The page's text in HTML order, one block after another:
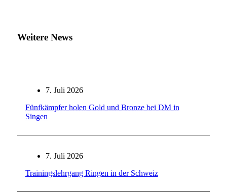
Weitere News
7. Juli 2026
Fünfkämpfer holen Gold und Bronze bei DM in
Singen
7. Juli 2026
Trainingslehrgang Ringen in der Schweiz